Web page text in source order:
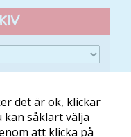
det är ok, klickar
kan såklart välja
att klicka på
För att vår
ska
så
som
ditt
Om